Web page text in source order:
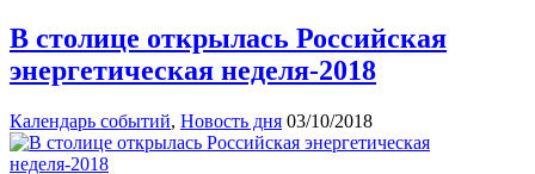
В столице открылась Российская
энергетическая неделя-2018
Календарь событий, Новость дня 03/10/2018